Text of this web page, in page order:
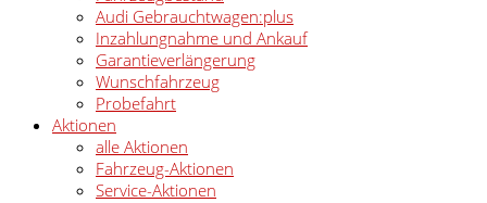
Audi Gebrauchtwagen:plus
Inzahlungnahme und Ankauf
Garantieverlängerung
Wunschfahrzeug
Probefahrt
Aktionen
alle Aktionen
Fahrzeug-Aktionen
Service-Aktionen